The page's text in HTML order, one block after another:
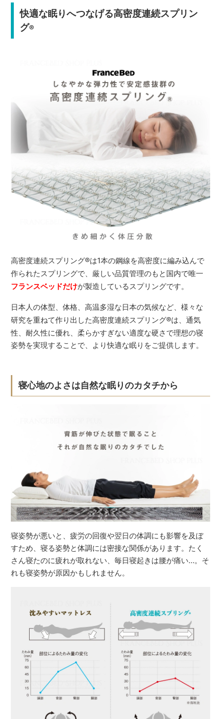
快適な眠りへつなげる高密度連続スプリン
グ®
高密度連続スプリング®は1本の鋼線を高密度に編み込んで
作られたスプリングで、厳しい品質管理のもと国内で唯一
フランスベッドだけが製造しているスプリングです。
日本人の体型、体格、高温多湿な日本の気候など、様々な
研究を重ねて作り出した高密度連続スプリング®は、通気
性、耐久性に優れ、柔らかすぎない適度な硬さで理想の寝
姿勢を実現することで、より快適な眠りをご提供します。
寝心地のよさは自然な眠りのカタチから
寝姿勢が悪いと、疲労の回復や翌日の体調にも影響を及ぼ
すため、寝る姿勢と体調には密接な関係があります。たく
さん寝たのに疲れが取れない、毎日寝起きは腰が痛い…。そ
れも寝姿勢が原因かもしれません。